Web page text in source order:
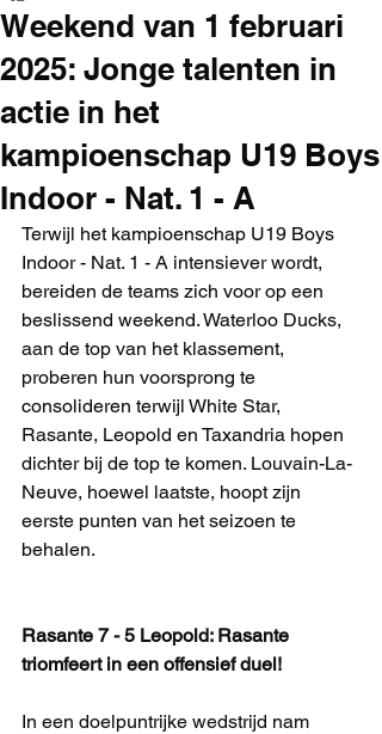
Weekend van 1 februari
2025: Jonge talenten in
actie in het
kampioenschap U19 Boys
Indoor - Nat. 1 - A
Terwijl het kampioenschap U19 Boys
Indoor - Nat. 1 - A intensiever wordt,
bereiden de teams zich voor op een
beslissend weekend. Waterloo Ducks,
aan de top van het klassement,
proberen hun voorsprong te
consolideren terwijl White Star,
Rasante, Leopold en Taxandria hopen
dichter bij de top te komen. Louvain-La-
Neuve, hoewel laatste, hoopt zijn
eerste punten van het seizoen te
behalen.
Rasante 7 - 5 Leopold: Rasante
triomfeert in een offensief duel!
In een doelpuntrijke wedstrijd nam